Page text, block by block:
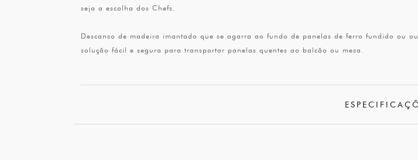
seja a escolha dos Chefs.
Descanso de madeira imantado que se agarra ao fundo de panelas de ferro fundido ou
solução fácil e segura para transportar panelas quentes ao balcão ou mesa.